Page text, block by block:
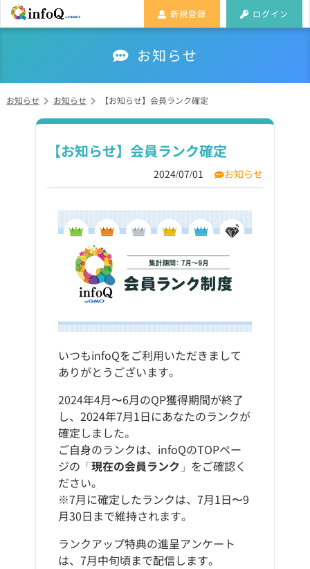
新規登録 ログイン
お知らせ
お知らせ お知らせ 【お知らせ】会員ランク確定
【お知らせ】会員ランク確定
2024/07/01 お知らせ
いつもinfoQをご利用いただきまして
ありがとうございます。
2024年4月〜6月のQP獲得期間が終了
し、2024年7月1日にあなたのランクが
確定しました。
ご自身のランクは、infoQのTOPペー
ジの「現在の会員ランク 」をご確認く
ださい。
※7月に確定したランクは、7月1日〜9
月30日まで維持されます。
ランクアップ特典の進呈アンケート
は、7月中旬頃まで配信します。